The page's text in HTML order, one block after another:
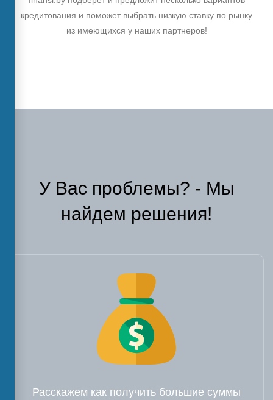
кредитования и поможет выбрать низкую ставку по рынку
из имеющихся у наших партнеров!
У Вас проблемы? - Мы
найдем решения!
Расскажем как получить большие суммы